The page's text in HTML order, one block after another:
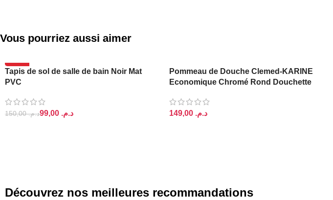
Vous pourriez aussi aimer
-34%
ASPIRE
Tapis de sol de salle de bain Noir Mat
PVC
د.م.150,00 د.م.
Pommeau de Douche Clemed-KARINE
Economique Chromé Rond Douchette
د.م.
Découvrez nos meilleures recommandations